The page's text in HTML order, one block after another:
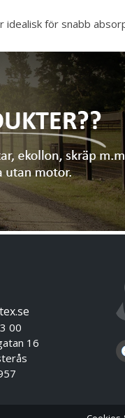
idealisk för snabb
00
16